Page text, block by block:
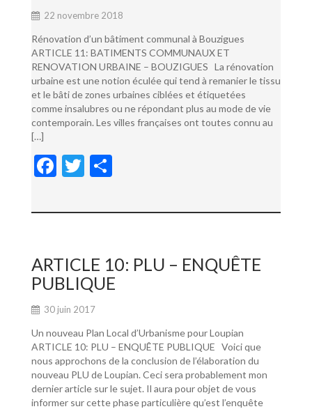
22 novembre 2018
Rénovation d’un bâtiment communal à Bouzigues
ARTICLE 11: BATIMENTS COMMUNAUX ET
RENOVATION URBAINE – BOUZIGUES La rénovation
urbaine est une notion éculée qui tend à remanier le tissu
et le bâti de zones urbaines ciblées et étiquetées
comme insalubres ou ne répondant plus au mode de vie
contemporain. Les villes françaises ont toutes connu au
[…]
F
e
o
o
k
T
itt ta
er
ARTICLE 10: PLU – ENQUÊTE
PUBLIQUE
30 juin 2017
Un nouveau Plan Local d’Urbanisme pour Loupian
ARTICLE 10: PLU – ENQUÊTE PUBLIQUE Voici que
nous approchons de la conclusion de l’élaboration du
nouveau PLU de Loupian. Ceci sera probablement mon
dernier article sur le sujet. Il aura pour objet de vous
informer sur cette phase particulière qu’est l’enquête